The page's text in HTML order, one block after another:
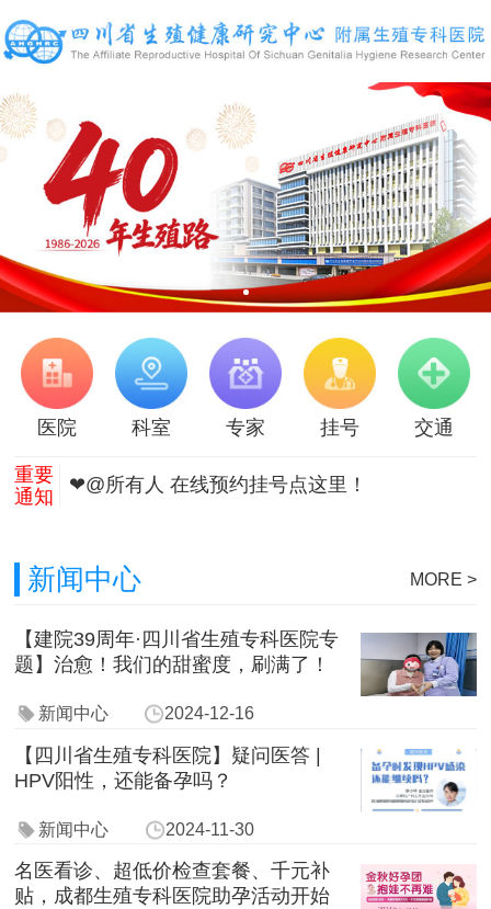
医院 科室 专家 挂号 交通
重要
通知
❤@所有人 在线预约挂号点这里！
新闻中心 MORE >
【建院39周年·四川省生殖专科医院专
题】治愈！我们的甜蜜度，刷满了！
新闻中心 2024-12-16
【四川省生殖专科医院】疑问医答 |
HPV阳性，还能备孕吗？
新闻中心 2024-11-30
名医看诊、超低价检查套餐、千元补
贴，成都生殖专科医院助孕活动开始